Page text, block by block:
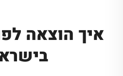
איך הוצאה